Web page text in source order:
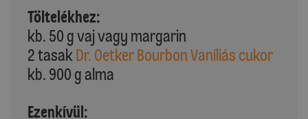
Töltelékhez:
kb. 50 g vaj vagy margarin
2 tasak Dr. Oetker Bourbon Vaníliás cukor
kb. 900 g alma
Ezenkívül: